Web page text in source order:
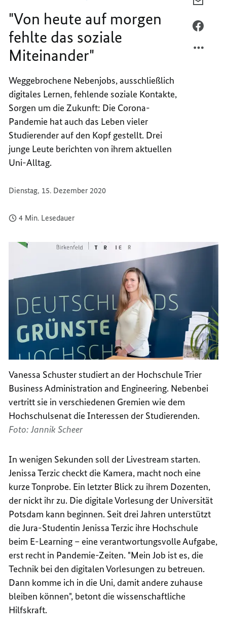
"Von heute auf morgen
fehlte das soziale
Miteinander"
Weggebrochene Nebenjobs, ausschließlich
digitales Lernen, fehlende soziale Kontakte,
Sorgen um die Zukunft: Die Corona-
Pandemie hat auch das Leben vieler
Studierender auf den Kopf gestellt. Drei
junge Leute berichten von ihrem aktuellen
Uni-Alltag.
Dienstag, 15. Dezember 2020
4 Min. Lesedauer
Vanessa Schuster studiert an der Hochschule Trier
Business Administration and Engineering. Nebenbei
vertritt sie in verschiedenen Gremien wie dem
Hochschulsenat die Interessen der Studierenden.
Foto: Jannik Scheer
In wenigen Sekunden soll der Livestream starten.
Jenissa Terzic checkt die Kamera, macht noch eine
kurze Tonprobe. Ein letzter Blick zu ihrem Dozenten,
der nickt ihr zu. Die digitale Vorlesung der Universität
Potsdam kann beginnen. Seit drei Jahren unterstützt
die Jura-Studentin Jenissa Terzic ihre Hochschule
beim E-Learning – eine verantwortungsvolle Aufgabe,
erst recht in Pandemie-Zeiten. "Mein Job ist es, die
Technik bei den digitalen Vorlesungen zu betreuen.
Dann komme ich in die Uni, damit andere zuhause
bleiben können", betont die wissenschaftliche
Hilfskraft.